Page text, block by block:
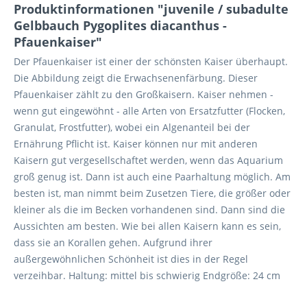
Produktinformationen "juvenile / subadulte
Gelbbauch Pygoplites diacanthus -
Pfauenkaiser"
Der Pfauenkaiser ist einer der schönsten Kaiser überhaupt.
Die Abbildung zeigt die Erwachsenenfärbung. Dieser
Pfauenkaiser zählt zu den Großkaisern. Kaiser nehmen -
wenn gut eingewöhnt - alle Arten von Ersatzfutter (Flocken,
Granulat, Frostfutter), wobei ein Algenanteil bei der
Ernährung Pflicht ist. Kaiser können nur mit anderen
Kaisern gut vergesellschaftet werden, wenn das Aquarium
groß genug ist. Dann ist auch eine Paarhaltung möglich. Am
besten ist, man nimmt beim Zusetzen Tiere, die größer oder
kleiner als die im Becken vorhandenen sind. Dann sind die
Aussichten am besten. Wie bei allen Kaisern kann es sein,
dass sie an Korallen gehen. Aufgrund ihrer
außergewöhnlichen Schönheit ist dies in der Regel
verzeihbar. Haltung: mittel bis schwierig Endgröße: 24 cm